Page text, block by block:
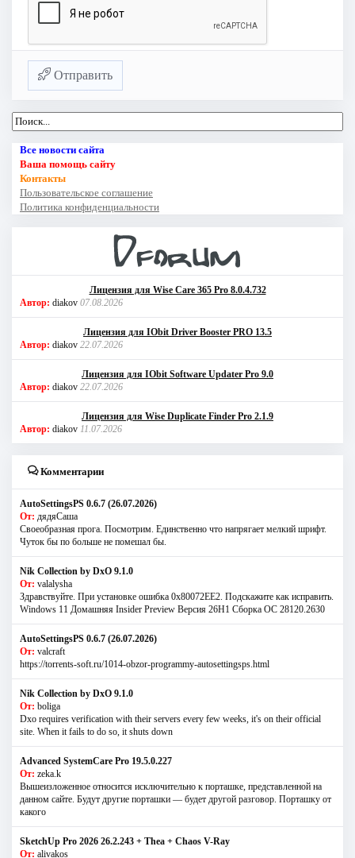
Отправить
Все новости сайта
Ваша помощь сайту
Контакты
Пользовательское соглашение
Политика конфиденциальности
Лицензия для Wise Care 365 Pro 8.0.4.732
Автор: diakov 07.08.2026
Лицензия для IObit Driver Booster PRO 13.5
Автор: diakov 22.07.2026
Лицензия для IObit Software Updater Pro 9.0
Автор: diakov 22.07.2026
Лицензия для Wise Duplicate Finder Pro 2.1.9
Автор: diakov 11.07.2026
Комментарии
AutoSettingsPS 0.6.7 (26.07.2026)
От: дядяСаша
Своеобразная прога. Посмотрим. Единственно что напрягает мелкий шрифт.
Чуток бы по больше не помешал бы.
Nik Collection by DxO 9.1.0
От: valalysha
Здравствуйте. При установке ошибка 0х80072EE2. Подскажите как исправить.
Windows 11 Домашняя Insider Preview Версия 26H1 Сборка ОС 28120.2630
AutoSettingsPS 0.6.7 (26.07.2026)
От: valcraft
https://torrents-soft.ru/1014-obzor-programmy-autosettingsps.html
Nik Collection by DxO 9.1.0
От: boliga
Dxo requires verification with their servers every few weeks, it's on their official
site. When it fails to do so, it shuts down
Advanced SystemCare Pro 19.5.0.227
От: zeka.k
Вышеизложенное относится исключительно к порташке, представленной на
данном сайте. Будут другие порташки — будет другой разговор. Порташку от
какого
SketchUp Pro 2026 26.2.243 + Thea + Chaos V-Ray
От: alivakos